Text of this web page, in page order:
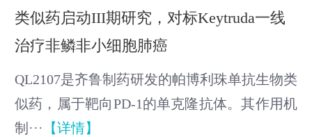
类似药启动III期研究，对标Keytruda一线
治疗非鳞非小细胞肺癌
QL2107是齐鲁制药研发的帕博利珠单抗生物类
似药，属于靶向PD-1的单克隆抗体。其作用机
制··· 【详情】